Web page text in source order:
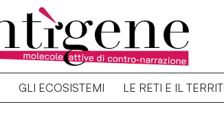
GLI ECOSISTEMI LE RETI E IL